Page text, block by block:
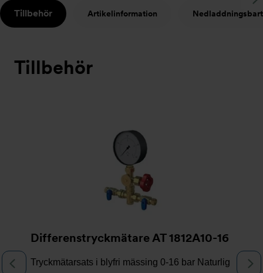
Tillbehör Artikelinformation Nedladdningsbart
Tillbehör
Differenstryckmätare AT 1812A10-16
Tryckmätarsats i blyfri mässing 0-16 bar Naturlig
Föregående